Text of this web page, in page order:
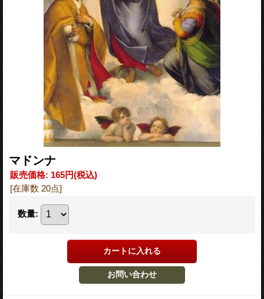
マドンナ
販売価格: 165円(税込)
[在庫数 20点]
数量: